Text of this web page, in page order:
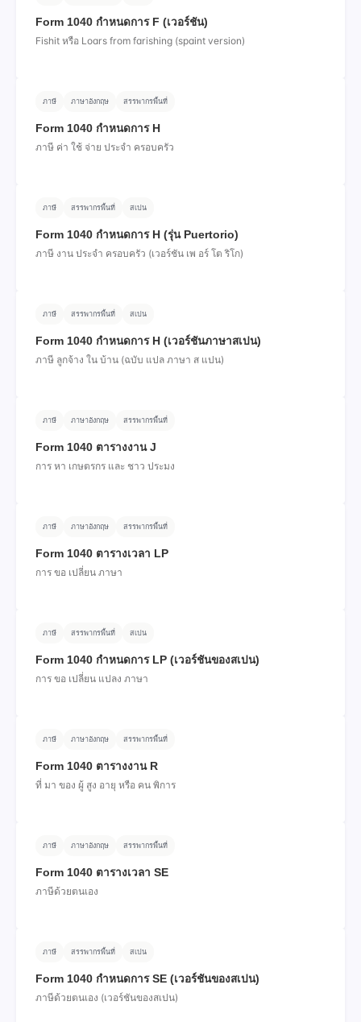
Form 1040 กําหนดการ F (เวอร์ชัน)
Fishit หรือ Loars from farishing (spaint version)
ภาษี ภาษาอังกฤษ สรรพากรพื้นที่
Form 1040 กําหนดการ H
ภาษี ค่า ใช้ จ่าย ประจํา ครอบครัว
ภาษี สรรพากรพื้นที่ สเปน
Form 1040 กําหนดการ H (รุ่น Puertorio)
ภาษี งาน ประจํา ครอบครัว (เวอร์ชัน เพ อร์ โต ริโก)
ภาษี สรรพากรพื้นที่ สเปน
Form 1040 กําหนดการ H (เวอร์ชันภาษาสเปน)
ภาษี ลูกจ้าง ใน บ้าน (ฉบับ แปล ภาษา ส แปน)
ภาษี ภาษาอังกฤษ สรรพากรพื้นที่
Form 1040 ตารางงาน J
การ หา เกษตรกร และ ชาว ประมง
ภาษี ภาษาอังกฤษ สรรพากรพื้นที่
Form 1040 ตารางเวลา LP
การ ขอ เปลี่ยน ภาษา
ภาษี สรรพากรพื้นที่ สเปน
Form 1040 กําหนดการ LP (เวอร์ชันของสเปน)
การ ขอ เปลี่ยน แปลง ภาษา
ภาษี ภาษาอังกฤษ สรรพากรพื้นที่
Form 1040 ตารางงาน R
ที่ มา ของ ผู้ สูง อายุ หรือ คน พิการ
ภาษี ภาษาอังกฤษ สรรพากรพื้นที่
Form 1040 ตารางเวลา SE
ภาษีด้วยตนเอง
ภาษี สรรพากรพื้นที่ สเปน
Form 1040 กําหนดการ SE (เวอร์ชันของสเปน)
ภาษีด้วยตนเอง (เวอร์ชันของสเปน)